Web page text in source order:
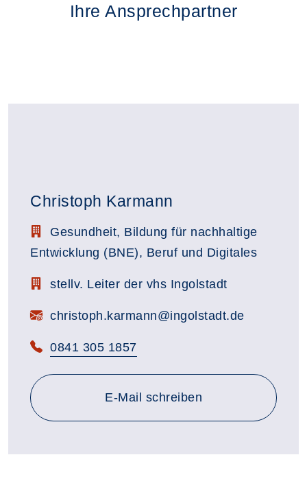
Ihre Ansprechpartner
Christoph Karmann
Stellenbezeichnung:
Gesundheit, Bildung für nachhaltige
Entwicklung (BNE), Beruf und Digitales
Zimmerbezeichnung:
stellv. Leiter der vhs Ingolstadt
E-Mail:christoph.karmann@ingolstadt.de
Telefon:
0841 305 1857
E-Mail schreiben